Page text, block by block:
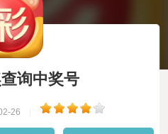
询中奖号
26